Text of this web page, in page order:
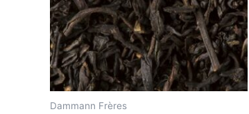
Dammann Frères